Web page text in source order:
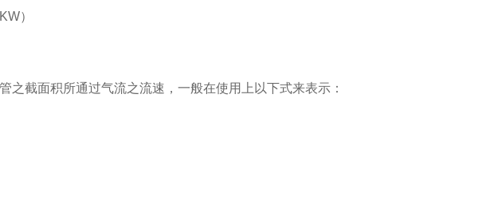
）
之截面积所通过气流之流速，一般在使用上以下式来表示：